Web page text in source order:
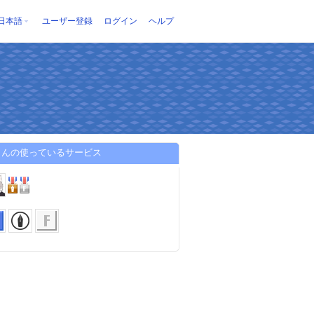
本語 ユーザー登録 ログイン ヘルプ
んの使っているサービス